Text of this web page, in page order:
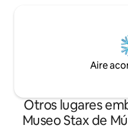
Aire
Otros lugares
Museo Stax de